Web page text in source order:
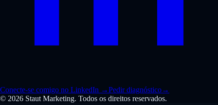
Conecte-se comigo no LinkedIn →Pedir diagnóstico→
© 2026 Staut Marketing. Todos os direitos reservados.